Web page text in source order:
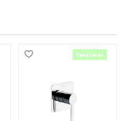
Предзаказ